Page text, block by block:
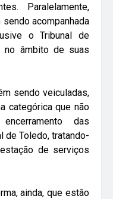
Paralelamente,
acompanhada
o Tribunal de
no âmbito de suas
sendo veiculadas,
categórica que não
das
de Toledo, tratando-
de serviços
ainda, que estão